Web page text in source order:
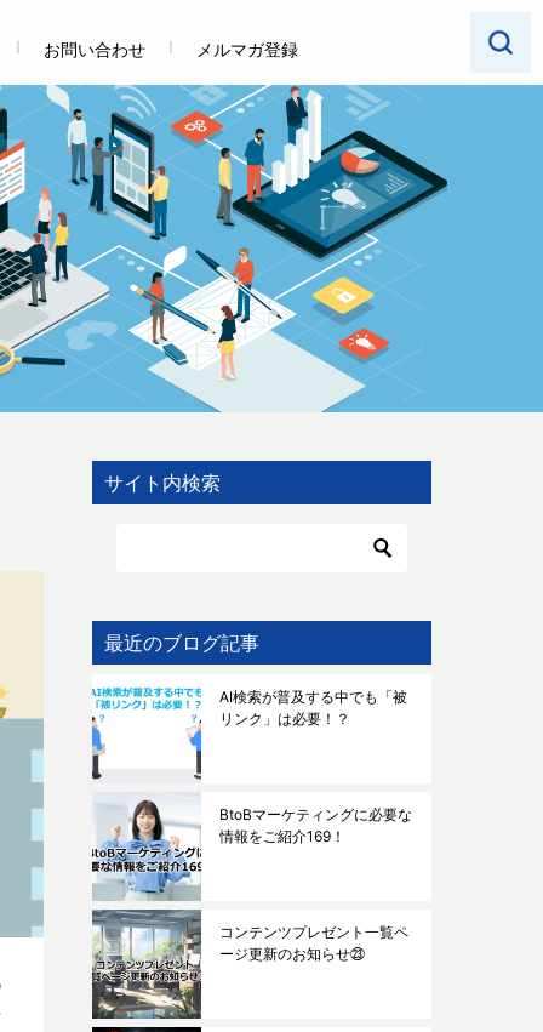
お問い合わせ メルマガ登録
サイト内検索
最近のブログ記事
AI検索が普及する中でも「被
リンク」は必要！？
BtoBマーケティングに必要な
情報をご紹介169！
コンテンツプレゼント一覧ペ
ージ更新のお知らせ㉓